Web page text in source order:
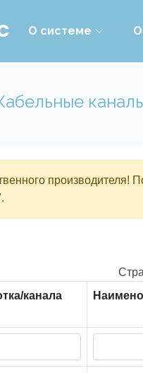
О системе
производителя!
канала